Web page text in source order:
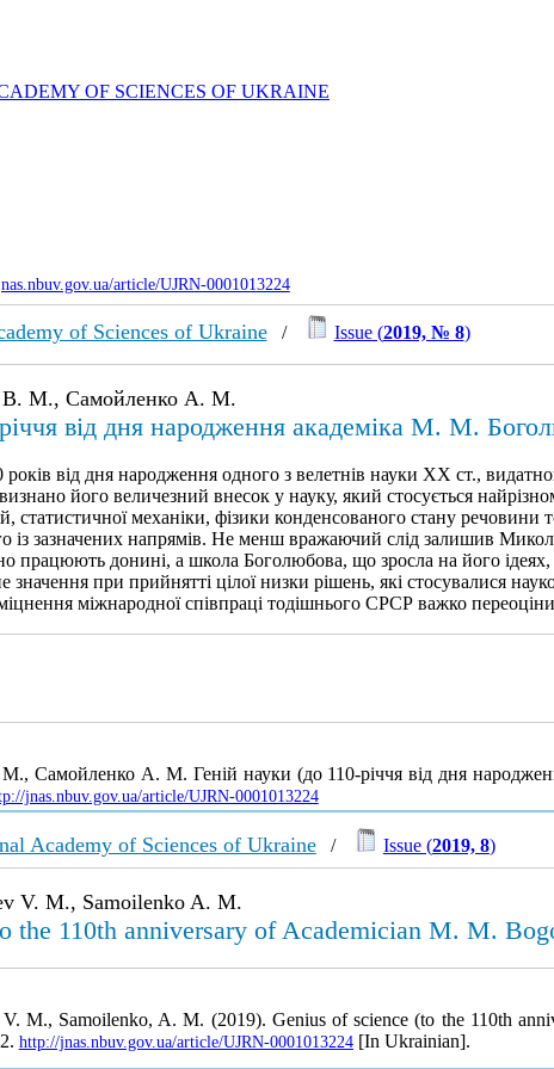
OF SCIENCES OF UKRAINE
article/UJRN-0001013224
of Sciences of Ukraine/ Issue (2019, № 8)
В. М., Самойленко А. М.
від дня народження академіка М. М.
від дня народження одного з велетнів науки XX ст.,
його величезний внесок у науку, який стосується
статистичної механіки, фізики конденсованого стану
зазначених напрямів. Не менш вражаючий слід залишив
працюють донині, а школа Боголюбова, що зросла на його
при прийнятті цілої низки рішень, які стосувалися
міжнародної співпраці тодішнього СРСР важко
Самойленко А. М. Геній науки (до 110-річчя від дня
jnas.nbuv.gov.ua/article/UJRN-0001013224
Academy of Sciences of Ukraine/ Issue (2019, 8)
V. M., Samoilenko A. M.
the 110th anniversary of Academician M. M.
M., Samoilenko, A. M. (2019). Genius of science (to the 110th
http://jnas.nbuv.gov.ua/article/UJRN-0001013224[In Ukrainian].